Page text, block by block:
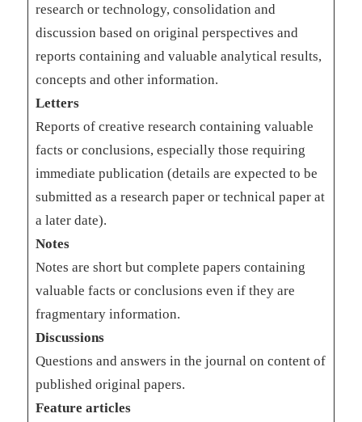
research or technology, consolidation and
discussion based on original perspectives and
reports containing and valuable analytical results,
concepts and other information.
Letters
Reports of creative research containing valuable
facts or conclusions, especially those requiring
immediate publication (details are expected to be
submitted as a research paper or technical paper at
a later date).
Notes
Notes are short but complete papers containing
valuable facts or conclusions even if they are
fragmentary information.
Discussions
Questions and answers in the journal on content of
published original papers.
Feature articles